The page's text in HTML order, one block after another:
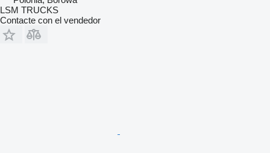
LSM TRUCKS
Contacte con el vendedor